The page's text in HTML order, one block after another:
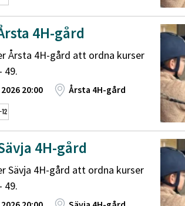
4H-gård
Årsta 4H-gård att ordna kurser
49.
20:00 Årsta 4H-gård
4H-gård
Sävja 4H-gård att ordna kurser
49.